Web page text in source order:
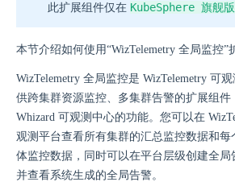
此扩展组件仅在 KubeSphere 旗舰版
本节介绍如何使用“WizTelemetry 全局监控”
WizTelemetry 全局监控是 WizTelemetry 可
供跨集群资源监控、多集群告警的扩展组件
Whizard 可观测中心的功能。您可以在
观测平台查看所有集群的汇总监控数据和每
体监控数据，同时可以在平台层级创建全局
并查看系统生成的全局告警。